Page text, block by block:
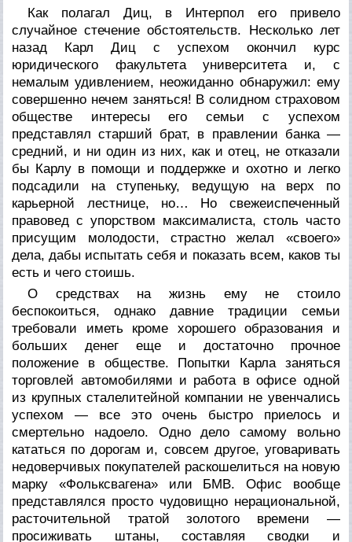
Как полагал Диц, в Интерпол его привело
случайное стечение обстоятельств. Несколько лет
назад Карл Диц с успехом окончил курс
юридического факультета университета и, с
немалым удивлением, неожиданно обнаружил: ему
совершенно нечем заняться! В солидном страховом
обществе интересы его семьи с успехом
представлял старший брат, в правлении банка —
средний, и ни один из них, как и отец, не отказали
бы Карлу в помощи и поддержке и охотно и легко
подсадили на ступеньку, ведущую на верх по
карьерной лестнице, но… Но свежеиспеченный
правовед с упорством максималиста, столь часто
присущим молодости, страстно желал «своего»
дела, дабы испытать себя и показать всем, каков ты
есть и чего стоишь.
О средствах на жизнь ему не стоило
беспокоиться, однако давние традиции семьи
требовали иметь кроме хорошего образования и
больших денег еще и достаточно прочное
положение в обществе. Попытки Карла заняться
торговлей автомобилями и работа в офисе одной
из крупных сталелитейной компании не увенчались
успехом — все это очень быстро приелось и
смертельно надоело. Одно дело самому вольно
кататься по дорогам и, совсем другое, уговаривать
недоверчивых покупателей раскошелиться на новую
марку «Фольксвагена» или БМВ. Офис вообще
представлялся просто чудовищно нерациональной,
расточительной тратой золотого времени —
просиживать штаны, составляя сводки и